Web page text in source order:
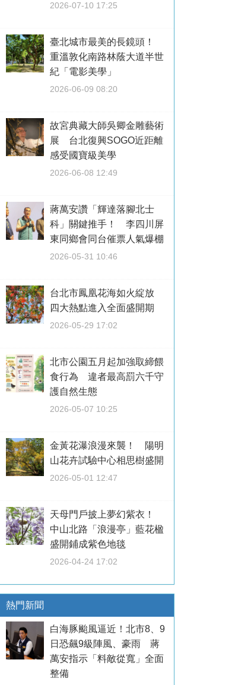
2026-07-10 17:25
臺北城市最美的長鏡頭！
重溫敦化南路林蔭大道半世
紀「電影美學」
2026-06-09 08:20
故宮典藏大師吳卿金雕藝術
展 台北復興SOGO近距離
感受國寶級美學
2026-06-08 12:49
蔣萬安讚「輝達落腳北士
科」關鍵推手！ 李四川屏
東同鄉會同台催票人氣爆棚
2026-05-31 10:46
台北市鳳凰花海如火綻放
四大熱點進入全面盛開期
2026-05-29 17:02
北市公園五月起加強取締餵
食行為 違者最高罰六千守
護自然生態
2026-05-07 10:25
金黃花瀑浪漫來襲！ 陽明
山花卉試驗中心相思樹盛開
2026-05-01 12:47
天母門戶披上夢幻紫衣！
中山北路「浪漫亭」藍花楹
盛開鋪成紫色地毯
2026-04-24 17:02
熱門新聞
白海豚颱風逼近！北市8、9
日恐飆9級陣風、豪雨 蔣
萬安指示「料敵從寬」全面
整備